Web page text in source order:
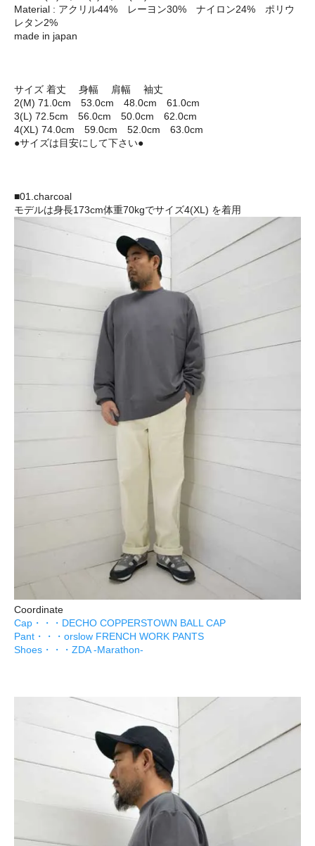
Material : アクリル44% レーヨン30% ナイロン24% ポリウ
レタン2%
made in japan
サイズ 着丈 身幅 肩幅 袖丈
2(M) 71.0cm 53.0cm 48.0cm 61.0cm
3(L) 72.5cm 56.0cm 50.0cm 62.0cm
4(XL) 74.0cm 59.0cm 52.0cm 63.0cm
●サイズは目安にして下さい●
■01.charcoal
モデルは身長173cm体重70kgでサイズ4(XL) を着用
Coordinate
Cap・・・DECHO COPPERSTOWN BALL CAP
Pant・・・orslow FRENCH WORK PANTS
Shoes・・・ZDA -Marathon-